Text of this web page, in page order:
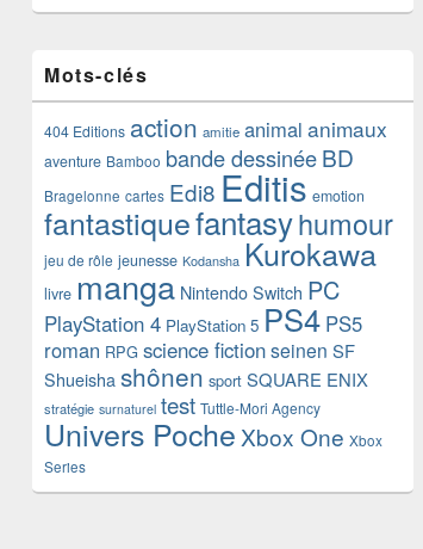
Mots-clés
404 Editions action amitie animal animaux
aventure Bamboo bande dessinéeBD
Bragelonne cartes Edi8 Editis emotion
fantastiquefantasyhumour
jeu de rôle jeunesse Kodansha Kurokawa
livre manga Nintendo Switch PC
PlayStation 4 PlayStation 5 PS4 PS5
roman RPG science fictionseinen SF
Shueisha shônen sport SQUARE ENIX
stratégie surnaturel test Tuttle-Mori Agency
Univers Poche Xbox One Xbox
Series